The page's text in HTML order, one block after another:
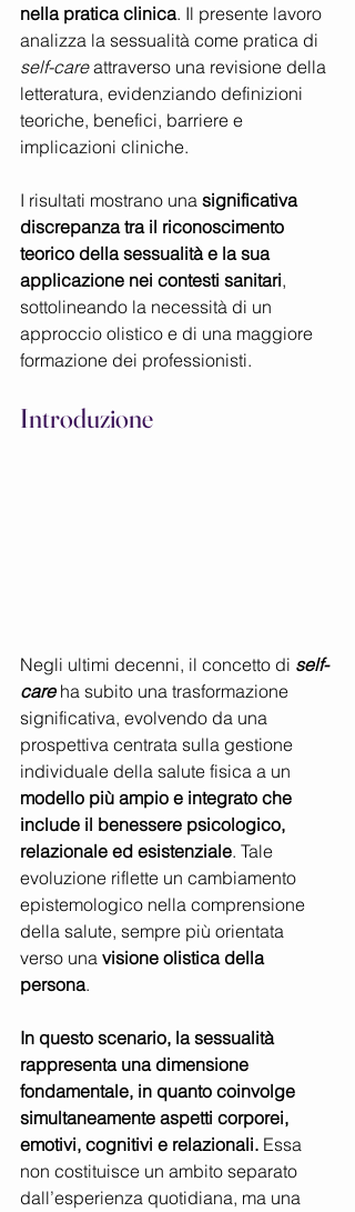
nella pratica clinica. Il presente lavoro
analizza la sessualità come pratica di
self-care attraverso una revisione della
letteratura, evidenziando definizioni
teoriche, benefici, barriere e
implicazioni cliniche.
I risultati mostrano una significativa
discrepanza tra il riconoscimento
teorico della sessualità e la sua
applicazione nei contesti sanitari,
sottolineando la necessità di un
approccio olistico e di una maggiore
formazione dei professionisti.
Introduzione
Negli ultimi decenni, il concetto di self-
care ha subito una trasformazione
significativa, evolvendo da una
prospettiva centrata sulla gestione
individuale della salute fisica a un
modello più ampio e integrato che
include il benessere psicologico,
relazionale ed esistenziale. Tale
evoluzione riflette un cambiamento
epistemologico nella comprensione
della salute, sempre più orientata
verso una visione olistica della
persona.
In questo scenario, la sessualità
rappresenta una dimensione
fondamentale, in quanto coinvolge
simultaneamente aspetti corporei,
emotivi, cognitivi e relazionali. Essa
non costituisce un ambito separato
dall’esperienza quotidiana, ma una